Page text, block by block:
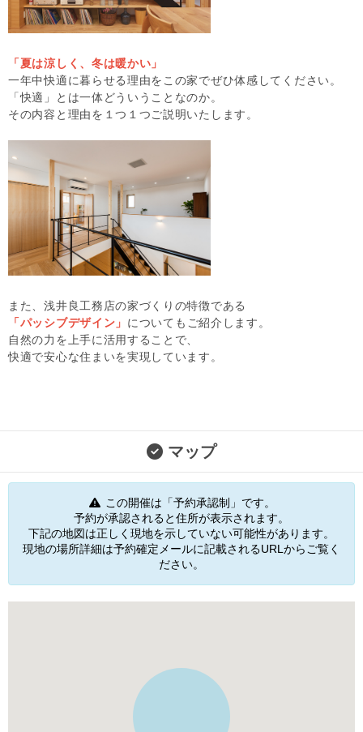
「夏は涼しく、冬は暖かい」
一年中快適に暮らせる理由をこの家でぜひ体感してください。
「快適」とは一体どういうことなのか。
その内容と理由を１つ１つご説明いたします。
また、浅井良工務店の家づくりの特徴である
「パッシブデザイン」 についてもご紹介します。
自然の力を上手に活用することで、
快適で安心な住まいを実現しています。
マップ
この開催は「予約承認制」です。
予約が承認されると住所が表示されます。
下記の地図は正しく現地を示していない可能性があります。
現地の場所詳細は予約確定メールに記載されるURLからご覧く
ださい。